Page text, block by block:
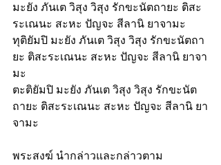
มะยัง ภันเต วิสุง วิสุง รักขะนัตถายะ ติสะ
ระเณนะ สะหะ ปัญจะ สีลานิ ยาจามะ
ทุติยัมปิ มะยัง ภันเต วิสุง วิสุง รักขะนัตถา
ยะ ติสะระเณนะ สะหะ ปัญจะ สีลานิ ยาจา
มะ
ตะติยัมปิ มะยัง ภันเต วิสุง วิสุง รักขะนัต
ถายะ ติสะระเณนะ สะหะ ปัญจะ สีลานิ ยา
จามะ
พระสงฆ์ นำกล่าวและกล่าวตาม